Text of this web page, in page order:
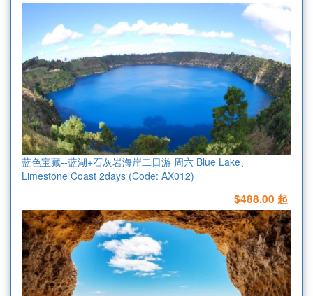
蓝色宝藏--蓝湖+石灰岩海岸二日游 周六 Blue Lake、
Limestone Coast 2days (Code: AX012)
$488.00 起